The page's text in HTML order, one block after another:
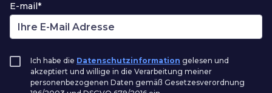
E-mail*
Ich habe die Datenschutzinformation gelesen und
akzeptiert und willige in die Verarbeitung meiner
personenbezogenen Daten gemäß Gesetzesverordnung